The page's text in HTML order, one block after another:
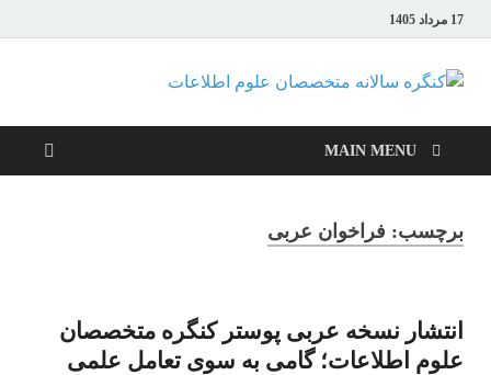
17 مرداد 1405
کنگره
سالانه
اطلاعات
MAIN MENU
برچسب: فراخوان عربی
انتشار نسخه عربی پوستر کنگره متخصصان
علوم اطلاعات؛ گامی به سوی تعامل علمی